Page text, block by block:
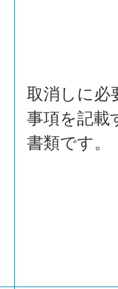
取消しに必
事項を記載
書類です。